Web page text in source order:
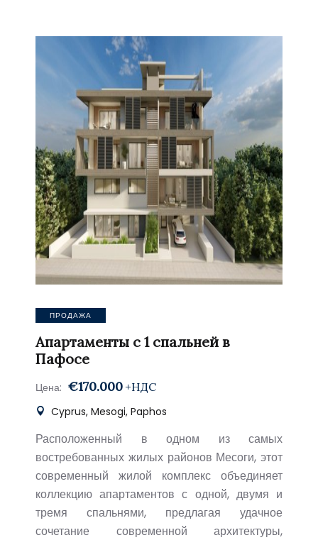
ПРОДАЖА
Апартаменты с 1 спальней в
Пафосе
Цена: €170.000 +НДС
Cyprus, Mesogi, Paphos
Расположенный в одном из самых
востребованных жилых районов Месоги, этот
современный жилой комплекс объединяет
коллекцию апартаментов с одной, двумя и
тремя спальнями, предлагая удачное
сочетание современной архитектуры,